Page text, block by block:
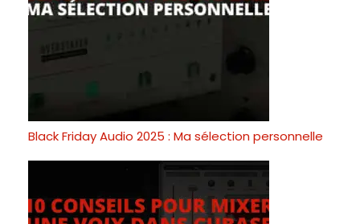
Black Friday Audio 2025 : Ma sélection personnelle